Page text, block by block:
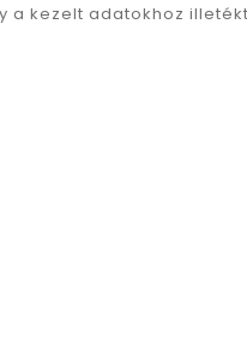
a kezelt adatokhoz